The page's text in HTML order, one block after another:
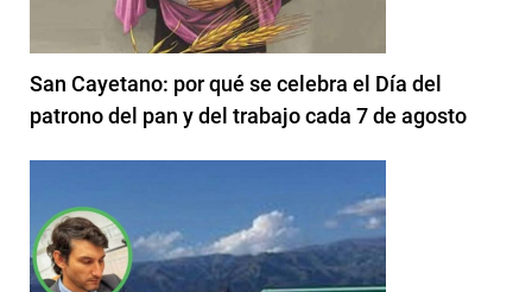
San Cayetano: por qué se celebra el Día del
patrono del pan y del trabajo cada 7 de agosto